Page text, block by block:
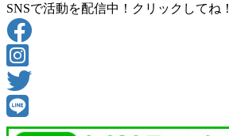
SNSで活動を配信中！クリックしてね！